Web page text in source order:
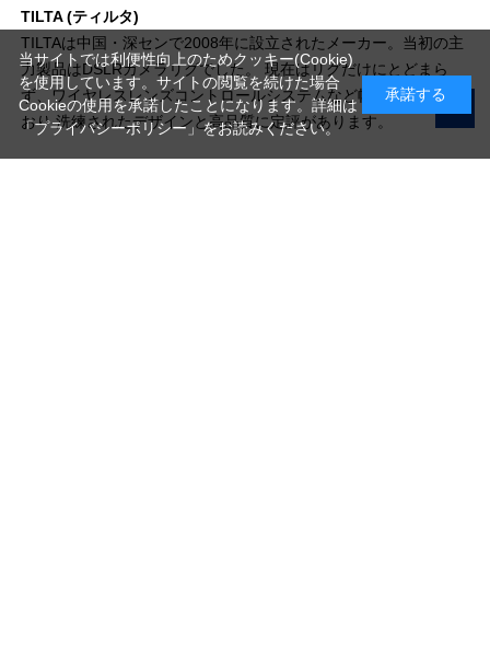
TILTA (ティルタ)
TILTAは中国・深センで2008年に設立されたメーカー。当初の主
力製品はDSLRカメラリグでした。 現在はリグだけにとどまら
ず、ワイヤレスレンズコントロールシステムなど幅広く展開して
おり 洗練されたデザインと高品質に定評があります。
当サイトでは利便性向上のためクッキー(Cookie)
を使用しています。サイトの閲覧を続けた場合
Cookieの使用を承諾したことになります。詳細は
「プライバシーポリシー」をお読みください。
承諾する